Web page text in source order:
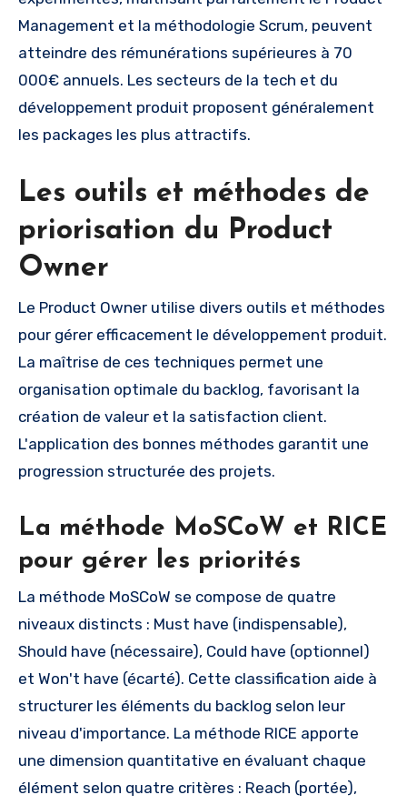
Management et la méthodologie Scrum, peuvent
atteindre des rémunérations supérieures à 70
000€ annuels. Les secteurs de la tech et du
développement produit proposent généralement
les packages les plus attractifs.
Les outils et méthodes de
priorisation du Product
Owner
Le Product Owner utilise divers outils et méthodes
pour gérer efficacement le développement produit.
La maîtrise de ces techniques permet une
organisation optimale du backlog, favorisant la
création de valeur et la satisfaction client.
L'application des bonnes méthodes garantit une
progression structurée des projets.
La méthode MoSCoW et RICE
pour gérer les priorités
La méthode MoSCoW se compose de quatre
niveaux distincts : Must have (indispensable),
Should have (nécessaire), Could have (optionnel)
et Won't have (écarté). Cette classification aide à
structurer les éléments du backlog selon leur
niveau d'importance. La méthode RICE apporte
une dimension quantitative en évaluant chaque
élément selon quatre critères : Reach (portée),